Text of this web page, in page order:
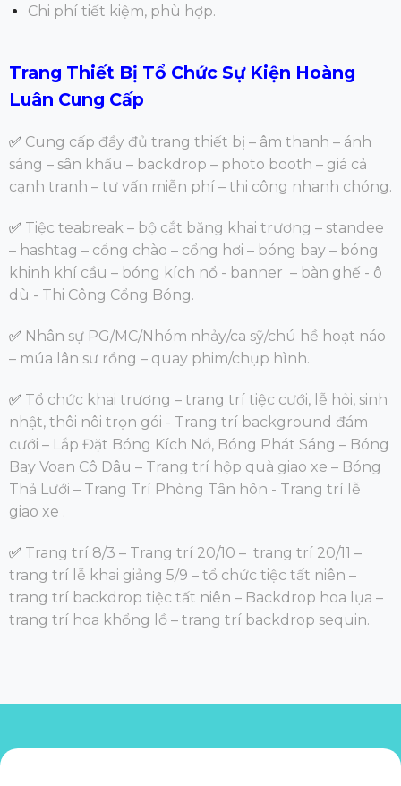
Chi phí tiết kiệm, phù hợp.
Trang Thiết Bị Tổ Chức Sự Kiện Hoàng
Luân Cung Cấp
✅ Cung cấp đầy đủ trang thiết bị – âm thanh – ánh
sáng – sân khấu – backdrop – photo booth – giá cả
cạnh tranh – tư vấn miễn phí – thi công nhanh chóng.
✅ Tiệc teabreak – bộ cắt băng khai trương – standee
– hashtag – cổng chào – cổng hơi – bóng bay – bóng
khinh khí cầu – bóng kích nổ - banner – bàn ghế - ô
dù - Thi Công Cổng Bóng.
✅ Nhân sự PG/MC/Nhóm nhảy/ca sỹ/chú hề hoạt náo
– múa lân sư rồng – quay phim/chụp hình.
✅ Tổ chức khai trương – trang trí tiệc cưới, lễ hỏi, sinh
nhật, thôi nôi trọn gói - Trang trí background đám
cưới – Lắp Đặt Bóng Kích Nổ, Bóng Phát Sáng – Bóng
Bay Voan Cô Dâu – Trang trí hộp quà giao xe – Bóng
Thả Lưới – Trang Trí Phòng Tân hôn - Trang trí lễ
giao xe .
✅ Trang trí 8/3 – Trang trí 20/10 – trang trí 20/11 –
trang trí lễ khai giảng 5/9 – tổ chức tiệc tất niên –
trang trí backdrop tiệc tất niên – Backdrop hoa lụa –
trang trí hoa khổng lồ – trang trí backdrop sequin.